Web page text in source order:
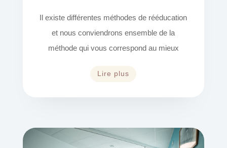
Il existe différentes méthodes de rééducation
et nous conviendrons ensemble de la
méthode qui vous correspond au mieux
Lire plus